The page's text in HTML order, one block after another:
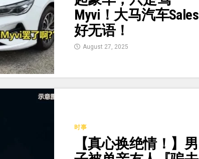
Myvi！大马汽车Sales
好无语！
August 27, 2025
时事
【真心换绝情！】男